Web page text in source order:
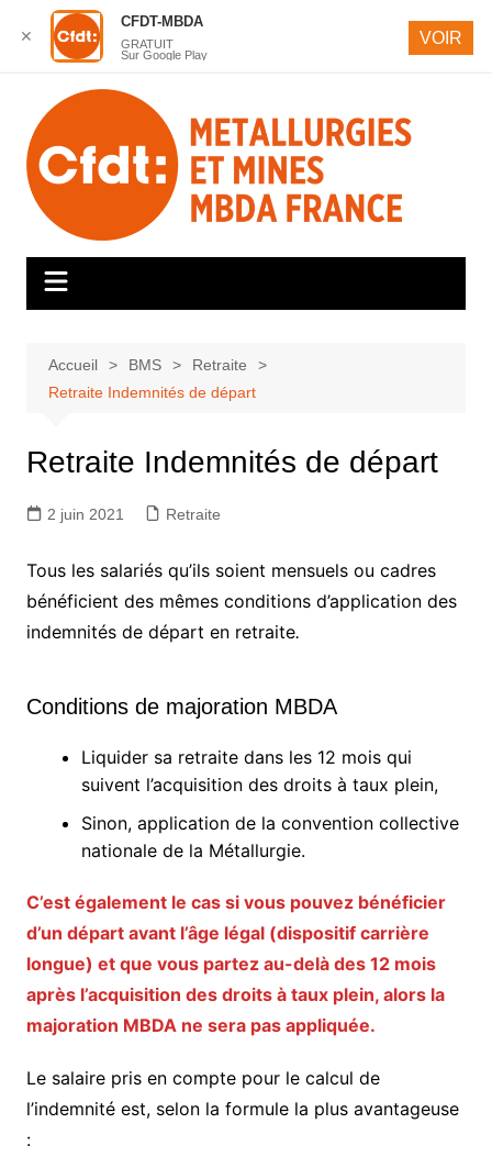
contenu
Accueil BMS
Retraite
Retraite Indemnités de départ
Retraite Indemnités de départ
2 juin 2021 Retraite
Tous les salariés qu’ils soient mensuels ou cadres
bénéficient des mêmes conditions d’application des
indemnités de départ en retraite.
Conditions de majoration MBDA
Liquider sa retraite dans les 12 mois qui
suivent l’acquisition des droits à taux plein,
Sinon, application de la convention collective
nationale de la Métallurgie.
C’est également le cas si vous pouvez bénéficier
d’un départ avant l’âge légal (dispositif carrière
longue) et que vous partez au-delà des 12 mois
après l’acquisition des droits à taux plein, alors la
majoration MBDA ne sera pas appliquée.
Le salaire pris en compte pour le calcul de
l’indemnité est, selon la formule la plus avantageuse
:
✕
CFDT-MBDA
GRATUIT
Sur Google Play
VOIR